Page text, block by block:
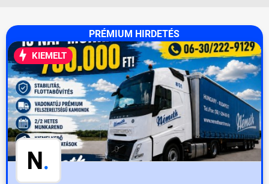
PRÉMIUM HIRDETÉS
KIEMELT
N.